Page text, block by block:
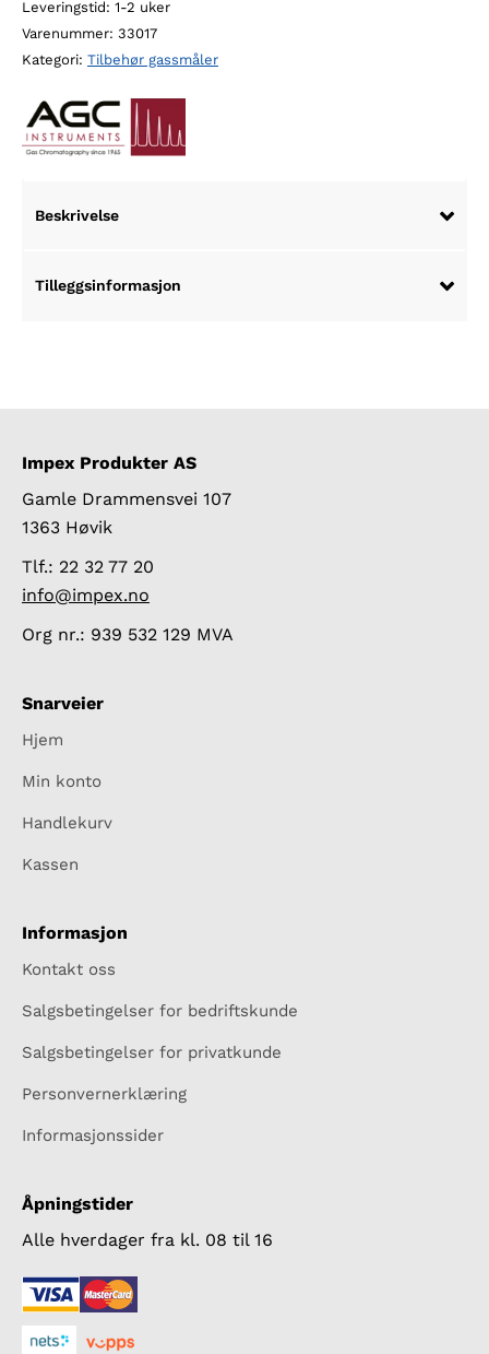
Leveringstid: 1-2 uker
Varenummer: 33017
Kategori: Tilbehør gassmåler
Beskrivelse
Tilleggsinformasjon
Impex Produkter AS
Gamle Drammensvei 107
1363 Høvik
Tlf.: 22 32 77 20
info@impex.no
Org nr.: 939 532 129 MVA
Snarveier
Hjem
Min konto
Handlekurv
Kassen
Informasjon
Kontakt oss
Salgsbetingelser for bedriftskunde
Salgsbetingelser for privatkunde
Personvernerklæring
Informasjonssider
Åpningstider
Alle hverdager fra kl. 08 til 16